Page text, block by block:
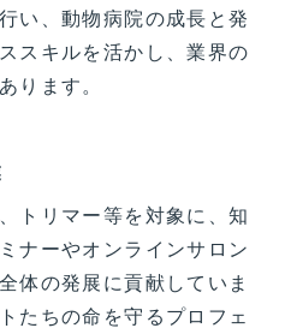
い、動物病院の成長と発
スキルを活かし、業界の
ります。
トリマー等を対象に、知
ナーやオンラインサロン
体の発展に貢献していま
たちの命を守るプロフェ